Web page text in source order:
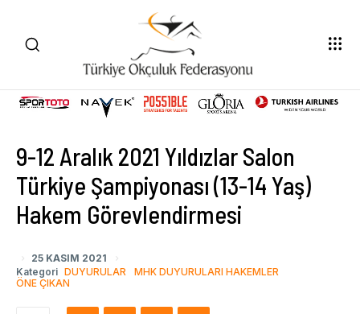
9-12 Aralık 2021 Yıldızlar Salon
Türkiye Şampiyonası (13-14 Yaş)
Hakem Görevlendirmesi
25 KASIM 2021
Kategori DUYURULAR
MHK DUYURULARI HAKEMLER
ÖNE ÇIKAN